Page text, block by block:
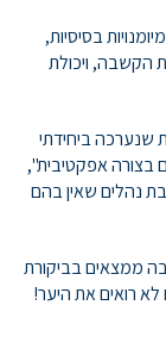
בסיסיות,
הקשבה, ויכולת
שנערכה ביחידתי
בצורה אפקטיבית",
נהלים שאין בהם
ממצאים בביקורת
רואים את היער!